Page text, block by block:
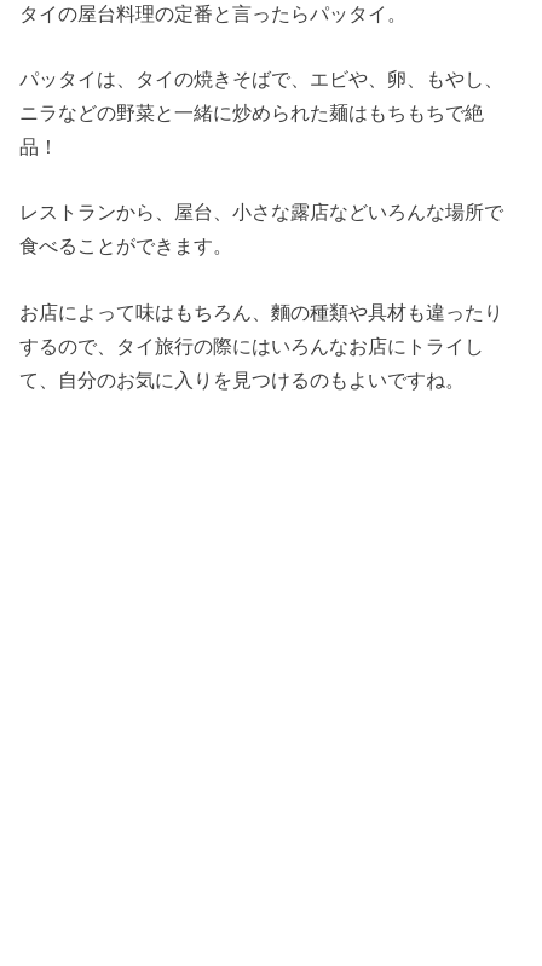
タイの屋台料理の定番と言ったらパッタイ。
パッタイは、タイの焼きそばで、エビや、卵、もやし、
ニラなどの野菜と一緒に炒められた麺はもちもちで絶
品！
レストランから、屋台、小さな露店などいろんな場所で
食べることができます。
お店によって味はもちろん、麵の種類や具材も違ったり
するので、タイ旅行の際にはいろんなお店にトライし
て、自分のお気に入りを見つけるのもよいですね。